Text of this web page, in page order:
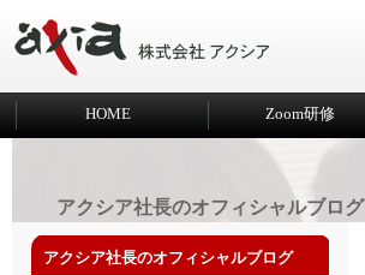
HOME Zoom研修
アクシア社長のオフィシャルブログ
アクシア社長のオフィシャルブログ